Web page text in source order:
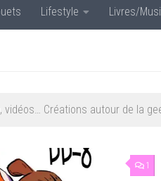
Lifestyle Livres/
vidéos… Créations autour de la
1